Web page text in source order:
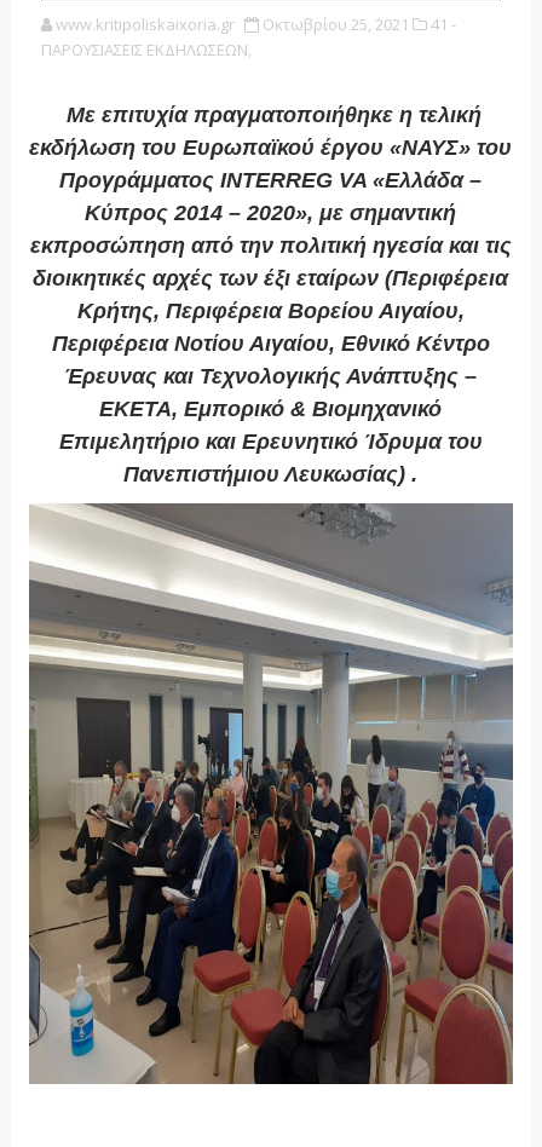
www.kritipoliskaixoria.gr Οκτωβρίου 25, 2021
41 -
ΠΑΡΟΥΣΙΑΣΕΙΣ ΕΚΔΗΛΩΣΕΩΝ,
Με επιτυχία πραγματοποιήθηκε η τελική
εκδήλωση του Ευρωπαϊκού έργου «ΝΑΥΣ» του
Προγράμματος INTERREG VA «Ελλάδα –
Κύπρος 2014 – 2020», με σημαντική
εκπροσώπηση από την πολιτική ηγεσία και τις
διοικητικές αρχές των έξι εταίρων (Περιφέρεια
Κρήτης, Περιφέρεια Βορείου Αιγαίου,
Περιφέρεια Νοτίου Αιγαίου, Εθνικό Κέντρο
Έρευνας και Τεχνολογικής Ανάπτυξης –
ΕΚΕΤΑ, Εμπορικό & Βιομηχανικό
Επιμελητήριο και Ερευνητικό Ίδρυμα του
Πανεπιστήμιου Λευκωσίας) .